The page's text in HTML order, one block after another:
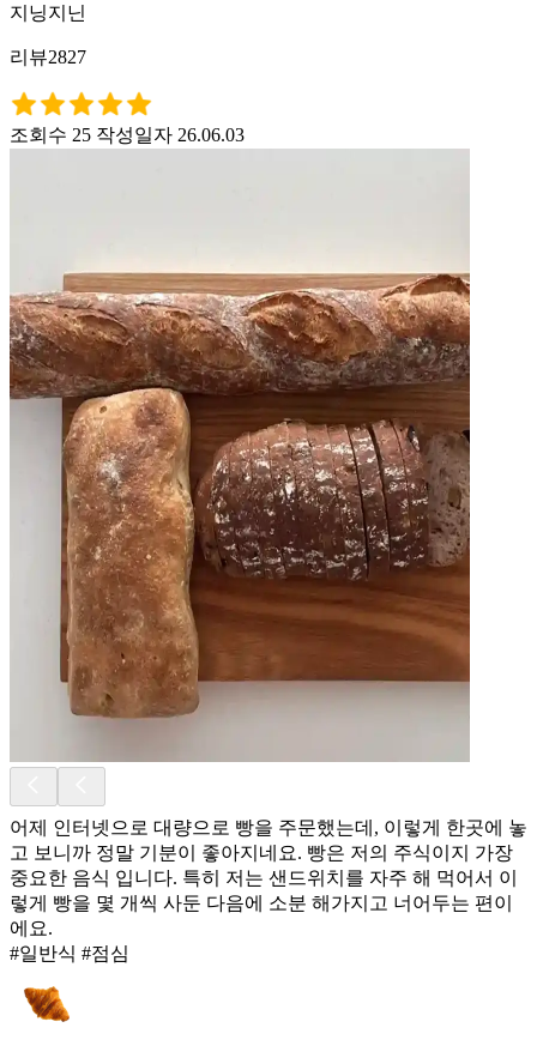
지닝지닌
리뷰2827
조회수 25 작성일자 26.06.03
어제 인터넷으로 대량으로 빵을 주문했는데, 이렇게 한곳에 놓
고 보니까 정말 기분이 좋아지네요. 빵은 저의 주식이지 가장
중요한 음식 입니다. 특히 저는 샌드위치를 자주 해 먹어서 이
렇게 빵을 몇 개씩 사둔 다음에 소분 해가지고 너어두는 편이
에요.
#일반식 #점심